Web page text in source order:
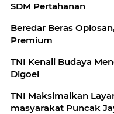
SDM Pertahanan
Beredar Beras
Premium
TNI Kenali Budaya
Digoel
TNI Maksimalkan
masyarakat Puncak